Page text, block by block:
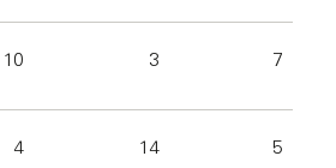
10 3 7
4 14 5